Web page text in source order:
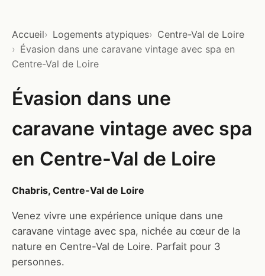
Accueil Logements atypiques
Centre-Val de Loire
Évasion dans une caravane vintage avec spa en
Centre-Val de Loire
Évasion dans une
caravane vintage avec spa
en Centre-Val de Loire
Chabris, Centre-Val de Loire
Venez vivre une expérience unique dans une
caravane vintage avec spa, nichée au cœur de la
nature en Centre-Val de Loire. Parfait pour 3
personnes.